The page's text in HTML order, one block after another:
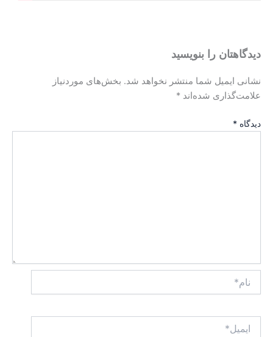
دیدگاهتان را بنویسید
نشانی ایمیل شما منتشر نخواهد شد. بخش‌های موردنیاز
علامت‌گذاری شده‌اند *
دیدگاه *